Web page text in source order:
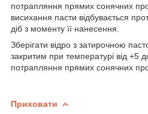
потрапляння прямих сонячних
висихання пасти відбувається
діб з моменту її нанесення.
Зберігати відро з затирочною
закритим при температурі від +5
потрапляння прямих сонячних
Приховати